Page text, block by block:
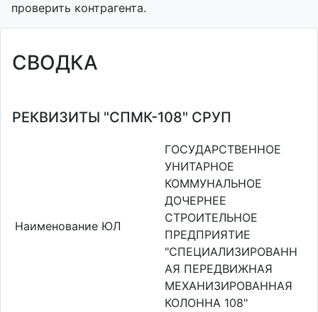
проверить контрагента.
СВОДКА
РЕКВИЗИТЫ "СПМК-108" СРУП
Наименование ЮЛ
ГОСУДАРСТВЕННОЕ
УНИТАРНОЕ
КОММУНАЛЬНОЕ
ДОЧЕРНЕЕ
СТРОИТЕЛЬНОЕ
ПРЕДПРИЯТИЕ
"СПЕЦИАЛИЗИРОВАНН
АЯ ПЕРЕДВИЖНАЯ
МЕХАНИЗИРОВАННАЯ
КОЛОННА 108"